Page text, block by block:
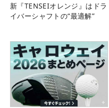
新『TENSEIオレンジ』はドラ
イバーシャフトの“最適解”